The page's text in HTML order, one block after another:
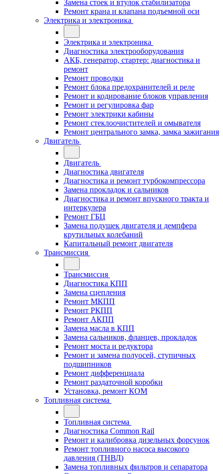
Замена стоек и втулок стабилизатора
Ремонт крана и клапана подъемной оси
Электрика и электроника
Электрика и электроника
Диагностика электрооборудования
АКБ, генератор, стартер: диагностика и
ремонт
Ремонт проводки
Ремонт блока предохранителей и реле
Ремонт и кодирование блоков управления
Ремонт и регулировка фар
Ремонт электрики кабины
Ремонт стеклоочистителей и омывателя
Ремонт центрального замка, замка зажигания
Двигатель
Двигатель
Диагностика двигателя
Диагностика и ремонт турбокомпрессора
Замена прокладок и сальников
Диагностика и ремонт впускного тракта и
интеркулера
Ремонт ГБЦ
Замена подушек двигателя и демпфера
крутильных колебаний
Капитальный ремонт двигателя
Трансмиссия
Трансмиссия
Диагностика КПП
Замена сцепления
Ремонт МКПП
Ремонт РКПП
Ремонт АКПП
Замена масла в КПП
Замена сальников, фланцев, прокладок
Ремонт моста и редуктора
Ремонт и замена полуосей, ступичных
подшипников
Ремонт дифференциала
Ремонт раздаточной коробки
Установка, ремонт КОМ
Топливная система
Топливная система
Диагностика Common Rail
Ремонт и калибровка дизельных форсунок
Ремонт топливного насоса высокого
давления (ТНВД)
Замена топливных фильтров и сепаратора